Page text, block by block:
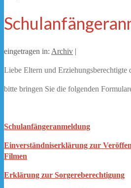
eingetragen in: Archiv |
Liebe Eltern und Erziehungsberechtigte
bitte bringen Sie die folgenden
Schulanfängeranmeldung
Einverständniserklärung zur
Filmen
Erklärung zur Sorgereberechtigung